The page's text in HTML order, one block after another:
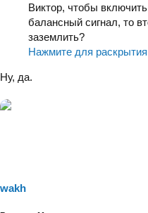
Виктор, чтобы
балансный сигнал, то
заземлить?
Нажмите для
Ну, да.
wakh